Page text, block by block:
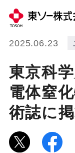
2025.06.23
東京科
電体窒
術誌に